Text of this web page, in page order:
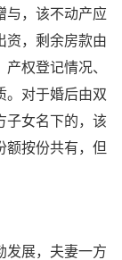
与，该不动产应
资，剩余房款由
权登记情况、
。对于婚后由双
子女名下的，该
额按份共有，但
发展，夫妻一方